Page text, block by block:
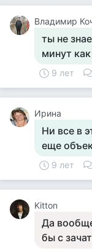
Владимир
ты не
минут
9 лет
Ирина
Ни все в
еще
9 лет
Kitton
Да
бы с